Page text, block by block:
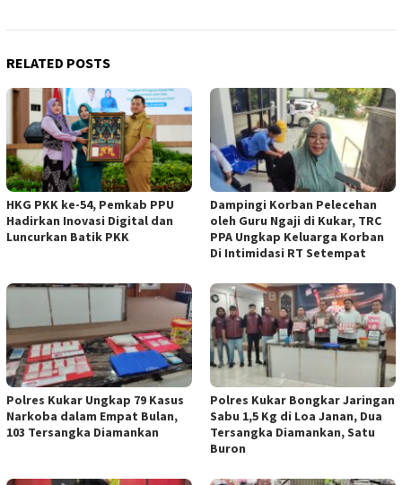
RELATED POSTS
HKG PKK ke-54, Pemkab PPU
Hadirkan Inovasi Digital dan
Luncurkan Batik PKK
Dampingi Korban Pelecehan
oleh Guru Ngaji di Kukar, TRC
PPA Ungkap Keluarga Korban
Di Intimidasi RT Setempat
Polres Kukar Ungkap 79 Kasus
Narkoba dalam Empat Bulan,
103 Tersangka Diamankan
Polres Kukar Bongkar Jaringan
Sabu 1,5 Kg di Loa Janan, Dua
Tersangka Diamankan, Satu
Buron